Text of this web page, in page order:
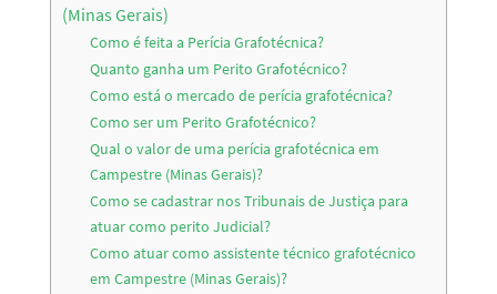
(Minas Gerais)
Como é feita a Perícia Grafotécnica?
Quanto ganha um Perito Grafotécnico?
Como está o mercado de perícia grafotécnica?
Como ser um Perito Grafotécnico?
Qual o valor de uma perícia grafotécnica em
Campestre (Minas Gerais)?
Como se cadastrar nos Tribunais de Justiça para
atuar como perito Judicial?
Como atuar como assistente técnico grafotécnico
em Campestre (Minas Gerais)?